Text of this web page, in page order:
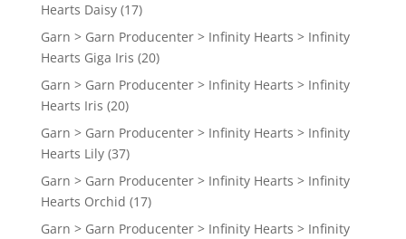
Hearts Daisy (17)
Garn > Garn Producenter > Infinity Hearts > Infinity
Hearts Giga Iris (20)
Garn > Garn Producenter > Infinity Hearts > Infinity
Hearts Iris (20)
Garn > Garn Producenter > Infinity Hearts > Infinity
Hearts Lily (37)
Garn > Garn Producenter > Infinity Hearts > Infinity
Hearts Orchid (17)
Garn > Garn Producenter > Infinity Hearts > Infinity